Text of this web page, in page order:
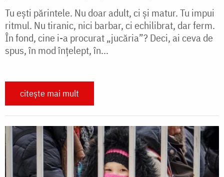
Tu eşti părintele. Nu doar adult, ci şi matur. Tu impui
ritmul. Nu tiranic, nici barbar, ci echilibrat, dar ferm.
În fond, cine i-a procurat „jucăria”? Deci, ai ceva de
spus, în mod înţelept, în...
citește mai mult